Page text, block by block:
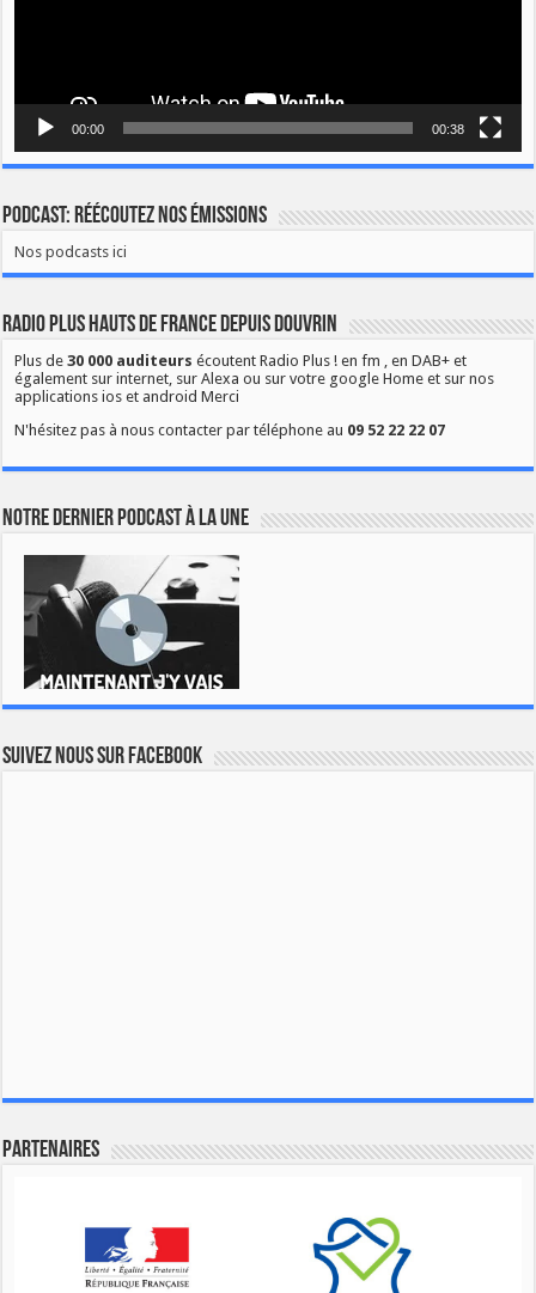
00:00 00:38
Podcast: Réécoutez nos émissions
Nos podcasts ici
Radio Plus Hauts de France depuis Douvrin
Plus de30 000 auditeurs écoutent Radio Plus ! en fm , en DAB+ et
également sur internet, sur Alexa ou sur votre google Home et sur nos
applications ios et android Merci
N'hésitez pas à nous contacter par téléphone au 09 52 22 22 07
Notre dernier podcast à la une
Suivez nous sur Facebook
Partenaires